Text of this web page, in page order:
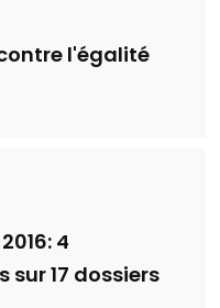
l'égalité
4
17 dossiers